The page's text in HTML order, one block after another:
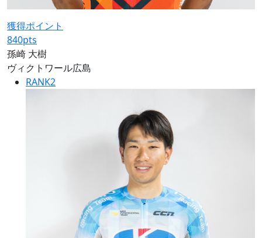
獲得ポイント
840pts
孫崎 大樹
ヴィクトワール広島
RANK2